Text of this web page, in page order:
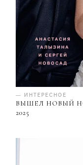
— ИНТЕРЕСНОЕ
ВЫШЕЛ НОВЫЙ
2025